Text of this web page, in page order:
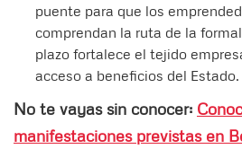
puente para que los
comprendan la ruta de la
plazo fortalece el tejido
acceso a beneficios del Estado.
No te vayas sin conocer:
manifestaciones previstas en